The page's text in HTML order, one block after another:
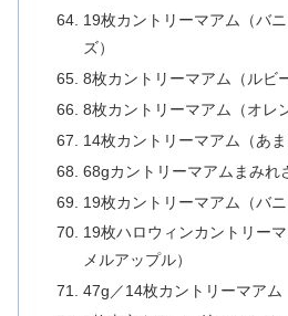
19枚カントリーマアム（バ
ズ）
8枚カントリーマアム（ルビ
8枚カントリーマアム（オレ
14枚カントリーマアム（あま
68gカントリーマアムまみれ
19枚カントリーマアム（バニ
19枚ハロウィンカントリー
メルアップル）
47g／14枚カントリーマアム